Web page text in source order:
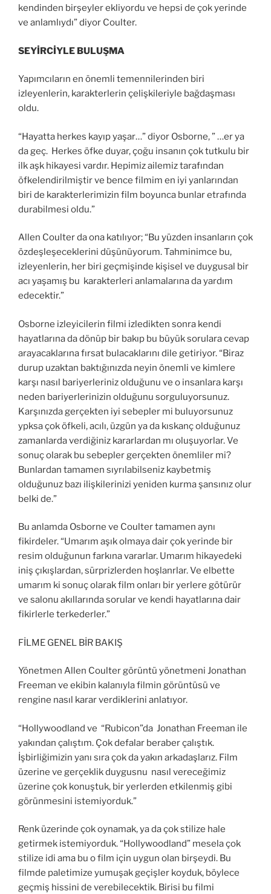
kendinden birşeyler ekliyordu ve hepsi de çok yerinde
ve anlamlıydı” diyor Coulter.
SEYİRCİYLE BULUŞMA
Yapımcıların en önemli temennilerinden biri
izleyenlerin, karakterlerin çelişkileriyle bağdaşması
oldu.
“Hayatta herkes kayıp yaşar…” diyor Osborne, ” …er ya
da geç. Herkes öfke duyar, çoğu insanın çok tutkulu bir
ilk aşk hikayesi vardır. Hepimiz ailemiz tarafından
öfkelendirilmiştir ve bence filmim en iyi yanlarından
biri de karakterlerimizin film boyunca bunlar etrafında
durabilmesi oldu.”
Allen Coulter da ona katılıyor; “Bu yüzden insanların çok
özdeşleşeceklerini düşünüyorum. Tahminimce bu,
izleyenlerin, her biri geçmişinde kişisel ve duygusal bir
acı yaşamış bu karakterleri anlamalarına da yardım
edecektir.”
Osborne izleyicilerin filmi izledikten sonra kendi
hayatlarına da dönüp bir bakıp bu büyük sorulara cevap
arayacaklarına fırsat bulacaklarını dile getiriyor. “Biraz
durup uzaktan baktığınızda neyin önemli ve kimlere
karşı nasıl bariyerleriniz olduğunu ve o insanlara karşı
neden bariyerlerinizin olduğunu sorguluyorsunuz.
Karşınızda gerçekten iyi sebepler mi buluyorsunuz
ypksa çok öfkeli, acılı, üzgün ya da kıskanç olduğunuz
zamanlarda verdiğiniz kararlardan mı oluşuyorlar. Ve
sonuç olarak bu sebepler gerçekten önemliler mi?
Bunlardan tamamen sıyrılabilseniz kaybetmiş
olduğunuz bazı ilişkilerinizi yeniden kurma şansınız olur
belki de.”
Bu anlamda Osborne ve Coulter tamamen aynı
fikirdeler. “Umarım aşık olmaya dair çok yerinde bir
resim olduğunun farkına vararlar. Umarım hikayedeki
iniş çıkışlardan, sürprizlerden hoşlanrlar. Ve elbette
umarım ki sonuç olarak film onları bir yerlere götürür
ve salonu akıllarında sorular ve kendi hayatlarına dair
fikirlerle terkederler.”
FİLME GENEL BİR BAKIŞ
Yönetmen Allen Coulter görüntü yönetmeni Jonathan
Freeman ve ekibin kalanıyla filmin görüntüsü ve
rengine nasıl karar verdiklerini anlatıyor.
“Hollywoodland ve “Rubicon”da Jonathan Freeman ile
yakından çalıştım. Çok defalar beraber çalıştık.
İşbirliğimizin yanı sıra çok da yakın arkadaşlarız. Film
üzerine ve gerçeklik duygusnu nasıl vereceğimiz
üzerine çok konuştuk, bir yerlerden etkilenmiş gibi
görünmesini istemiyorduk.”
Renk üzerinde çok oynamak, ya da çok stilize hale
getirmek istemiyorduk. “Hollywoodland” mesela çok
stilize idi ama bu o film için uygun olan birşeydi. Bu
filmde paletimize yumuşak geçişler koyduk, böylece
geçmiş hissini de verebilecektik. Birisi bu filmi